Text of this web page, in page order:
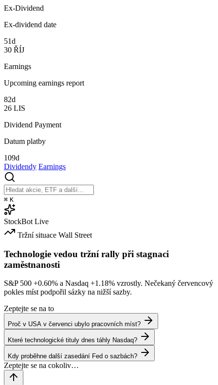
Ex-Dividend
Ex-dividend date
51d
30 ŘÍJ
Earnings
Upcoming earnings report
82d
26 LIS
Dividend Payment
Datum platby
109d
Dividendy Earnings
⌘ K
StockBot Live
Tržní situace Wall Street
Technologie vedou tržní rally při stagnaci
zaměstnanosti
S&P 500 +0.60% a Nasdaq +1.18% vzrostly. Nečekaný červencový
pokles míst podpořil sázky na nižší sazby.
Zeptejte se na to
Proč v USA v červenci ubylo pracovních míst?
Které technologické tituly dnes táhly Nasdaq?
Kdy proběhne další zasedání Fed o sazbách?